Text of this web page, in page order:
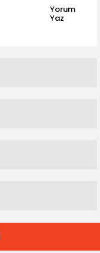
Yorum
Yaz